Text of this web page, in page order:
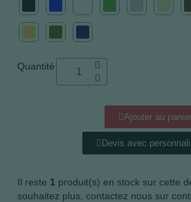
Quantité
Ajouter au panier
Devis avec
Il reste 1 produit(s) en stock sur cette
souhaitez plus, contactez nous sur